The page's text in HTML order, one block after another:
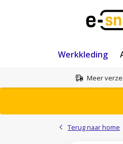
Werkkleding
Meer
Terug naar home